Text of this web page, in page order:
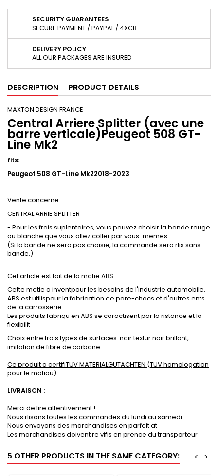
SECURITY GUARANTEES
SECURE PAYMENT / PAYPAL / 4XCB
DELIVERY POLICY
ALL OUR PACKAGES ARE INSURED
DESCRIPTION PRODUCT DETAILS
MAXTON DESIGN FRANCE
Central Arriere Splitter (avec une
barre verticale)Peugeot 508 GT-
Line Mk2
fits:
Peugeot 508 GT-Line Mk22018-2023
Vente concerne:
CENTRAL ARRIE SPLITTER
- Pour les frais suplentaires, vous pouvez choisir la bande rouge
ou blanche que vous allez coller par vous-memes.
(Si la bande ne sera pas choisie, la commande sera rlis sans
bande.)
Cet article est fait de la matie ABS.
Cette matie a inventpour les besoins de l'industrie automobile.
ABS est utilispour la fabrication de pare-chocs et d'autres ents
de la carrosserie.
Les produits fabriqu en ABS se caractisent par la ristance et la
flexibilit
Choix entre trois types de surfaces: noir textur noir brillant,
imitation de fibre de carbone.
Ce produit a certifiTUV MATERIALGUTACHTEN (TUV homologation
pour le matiau).
LIVRAISON :
Merci de lire attentivement !
Nous rlisons toutes les commandes du lundi au samedi
Nous envoyons des marchandises en parfait at
Les marchandises doivent re vifis en prence du transporteur
5 OTHER PRODUCTS IN THE SAME CATEGORY: >
<